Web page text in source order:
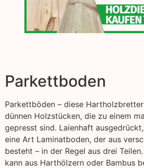
Parkettboden
Parkettböden – diese
dünnen Holzstücken, die zu einem
gepresst sind. Laienhaft
eine Art Laminatboden, der aus
besteht – in der Regel aus drei
kann aus Harthölzern oder Bambus